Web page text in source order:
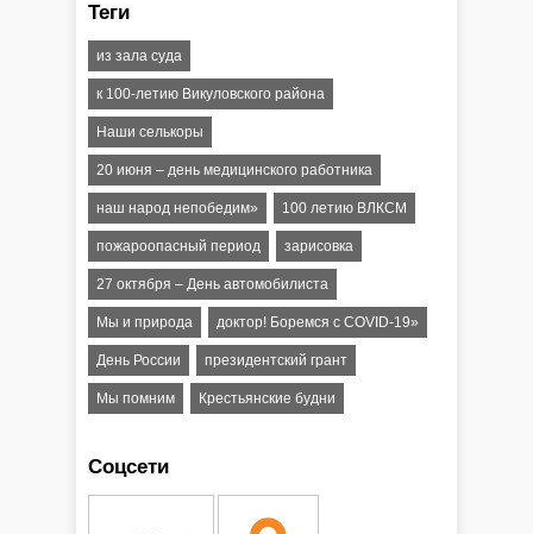
Теги
из зала суда
к 100-летию Викуловского района
Наши селькоры
20 июня – день медицинского работника
наш народ непобедим» 100 летию ВЛКСМ
пожароопасный период зарисовка
27 октября – День автомобилиста
Мы и природа доктор! Боремся с COVID-19»
День России президентский грант
Мы помним Крестьянские будни
Соцсети